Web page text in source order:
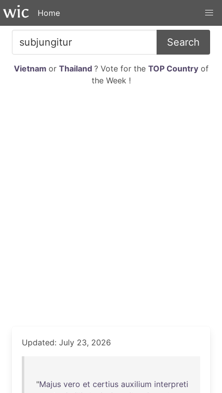
Home
Search
Vietnam or Thailand ? Vote for the TOP Countryof
the Week !
Updated: July 23, 2026
"Majus vero et certius auxilium interpreti